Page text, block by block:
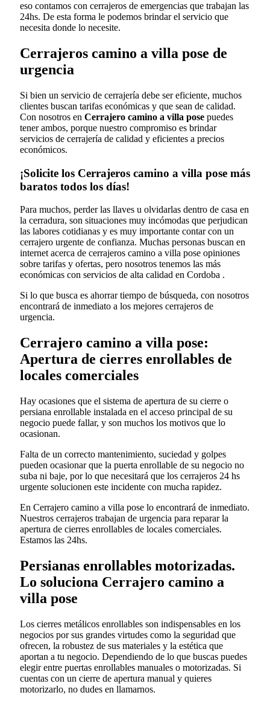
eso contamos con cerrajeros de emergencias que trabajan las
24hs. De esta forma le podemos brindar el servicio que
necesita donde lo necesite.
Cerrajeros camino a villa pose de
urgencia
Si bien un servicio de cerrajería debe ser eficiente, muchos
clientes buscan tarifas económicas y que sean de calidad.
Con nosotros en Cerrajero camino a villa pose puedes
tener ambos, porque nuestro compromiso es brindar
servicios de cerrajería de calidad y eficientes a precios
económicos.
¡Solicite los Cerrajeros camino a villa pose más
baratos todos los días!
Para muchos, perder las llaves u olvidarlas dentro de casa en
la cerradura, son situaciones muy incómodas que perjudican
las labores cotidianas y es muy importante contar con un
cerrajero urgente de confianza. Muchas personas buscan en
internet acerca de cerrajeros camino a villa pose opiniones
sobre tarifas y ofertas, pero nosotros tenemos las más
económicas con servicios de alta calidad en Cordoba .
Si lo que busca es ahorrar tiempo de búsqueda, con nosotros
encontrará de inmediato a los mejores cerrajeros de
urgencia.
Cerrajero camino a villa pose:
Apertura de cierres enrollables de
locales comerciales
Hay ocasiones que el sistema de apertura de su cierre o
persiana enrollable instalada en el acceso principal de su
negocio puede fallar, y son muchos los motivos que lo
ocasionan.
Falta de un correcto mantenimiento, suciedad y golpes
pueden ocasionar que la puerta enrollable de su negocio no
suba ni baje, por lo que necesitará que los cerrajeros 24 hs
urgente solucionen este incidente con mucha rapidez.
En Cerrajero camino a villa pose lo encontrará de inmediato.
Nuestros cerrajeros trabajan de urgencia para reparar la
apertura de cierres enrollables de locales comerciales.
Estamos las 24hs.
Persianas enrollables motorizadas.
Lo soluciona Cerrajero camino a
villa pose
Los cierres metálicos enrollables son indispensables en los
negocios por sus grandes virtudes como la seguridad que
ofrecen, la robustez de sus materiales y la estética que
aportan a tu negocio. Dependiendo de lo que buscas puedes
elegir entre puertas enrollables manuales o motorizadas. Si
cuentas con un cierre de apertura manual y quieres
motorizarlo, no dudes en llamarnos.